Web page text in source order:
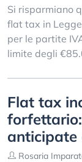
Si risparmiano
flat tax in
per le partite
limite degli
Flat tax
anticipate
Rosaria